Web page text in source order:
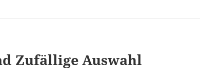
Zufällige Auswahl